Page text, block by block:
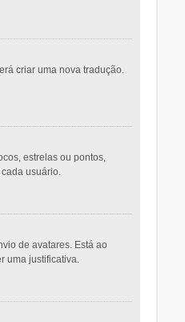
criar uma nova tradução.
estrelas ou pontos,
usuário.
de avatares. Está ao
uma justificativa.